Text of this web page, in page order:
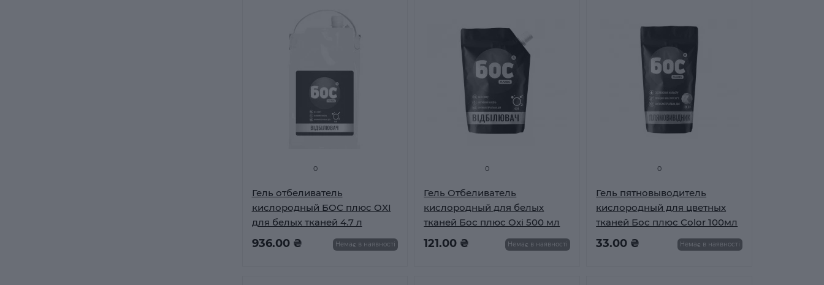
0
Гель отбеливатель
кислородный БОС плюс OXI
для белых тканей 4.7 л
936.00 ₴ Немає в наявності
0
Гель Отбеливатель
кислородный для белых
тканей Бос плюс Oxi 500 мл
121.00 ₴ Немає в наявності
0
Гель пятновыводитель
кислородный для цветных
тканей Бос плюс Color 100мл
33.00 ₴ Немає в наявності